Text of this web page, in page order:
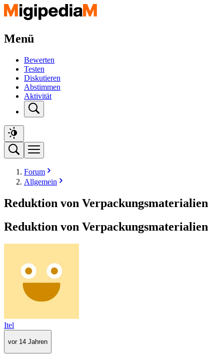
Menü
Bewerten
Testen
Diskutieren
Abstimmen
Aktivität
Forum
Allgemein
Reduktion von Verpackungsmaterialien
Reduktion von Verpackungsmaterialien
Itel
vor 14 Jahren